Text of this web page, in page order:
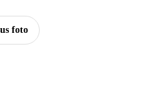
foto